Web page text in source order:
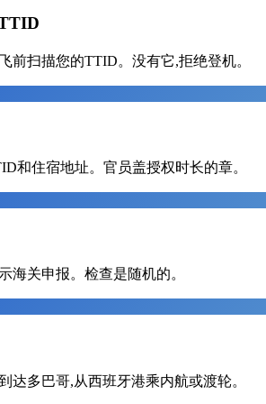
前扫描您的TTID。没有它,拒绝登机。
和住宿地址。官员盖授权时长的章。
海关申报。检查是随机的。
达多巴哥,从西班牙港乘内航或渡轮。